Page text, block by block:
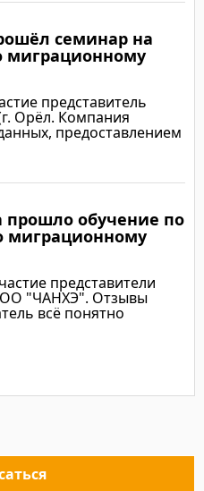
семинар на
миграционному
представитель
Орёл. Компания
предоставлением
прошло обучение по
миграционному
представители
"ЧАНХЭ". Отзывы
всё понятно